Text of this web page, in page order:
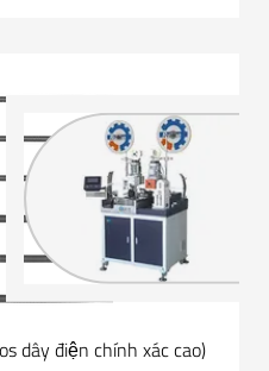
dây điện chính xác cao)